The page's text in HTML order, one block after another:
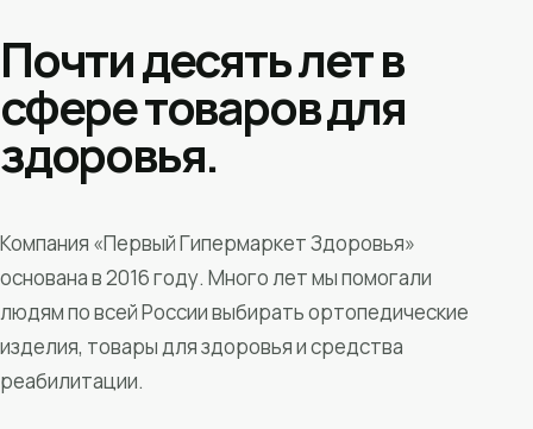
Почти десять лет в
сфере товаров для
здоровья.
Компания «Первый Гипермаркет Здоровья»
основана в 2016 году. Много лет мы помогали
людям по всей России выбирать ортопедические
изделия, товары для здоровья и средства
реабилитации.